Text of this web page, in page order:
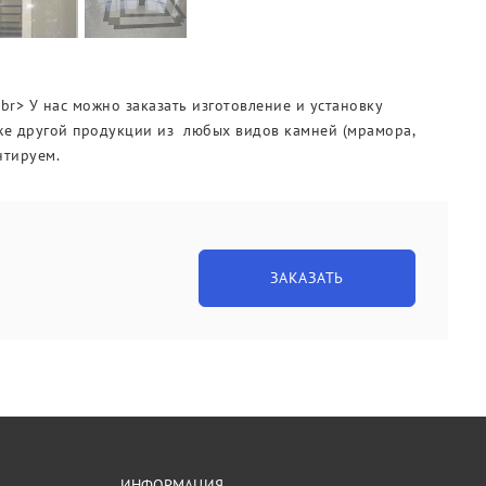
У нас можно заказать изготовление и установку
другой продукции из любых видов камней (мрамора,
ЗАКАЗАТЬ